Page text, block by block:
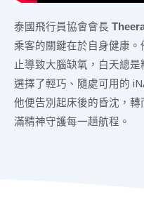
泰國飛行員協會會長
乘客的關鍵在於自身健康
止導致大腦缺氧，白天總
選擇了輕巧、隨處可用的
他便告別起床後的昏沈，
滿精神守護每一趟航程。